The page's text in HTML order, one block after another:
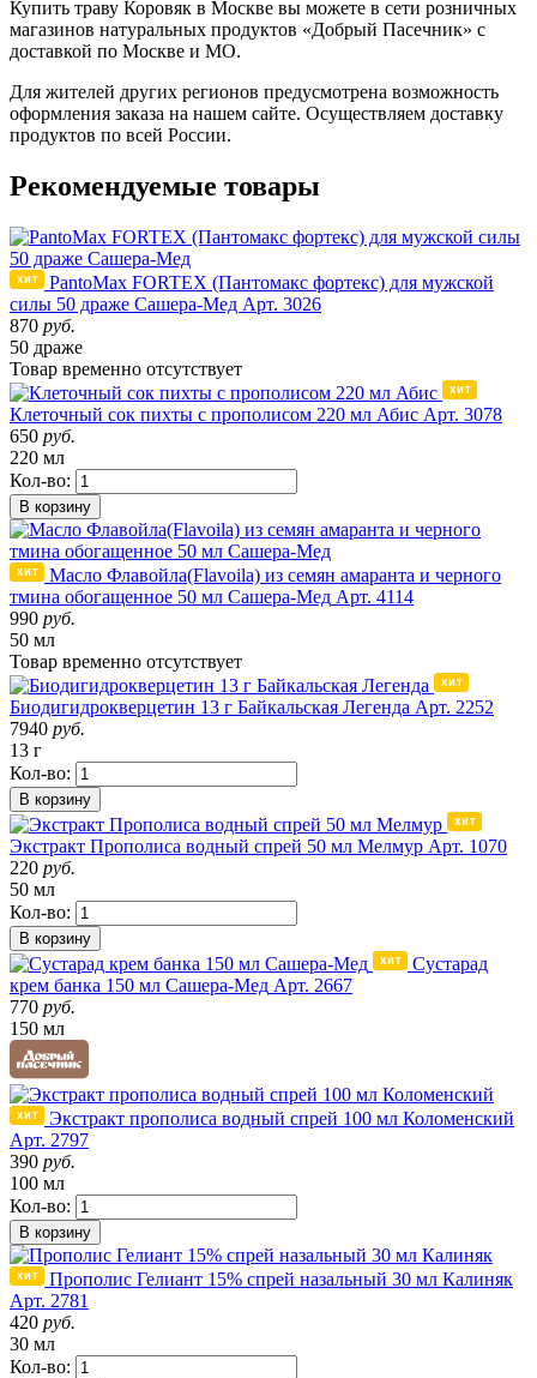
Купить траву Коровяк в Москве вы можете в сети розничных
магазинов натуральных продуктов «Добрый Пасечник» с
доставкой по Москве и МО.
Для жителей других регионов предусмотрена возможность
оформления заказа на нашем сайте. Осуществляем доставку
продуктов по всей России.
Рекомендуемые товары
PantoMax FORTEX (Пантомакс фортекс) для мужской
силы 50 драже Сашера-Мед Арт. 3026
870 руб.
50 драже
Товар временно отсутствует
Клеточный сок пихты с прополисом 220 мл Абис Арт. 3078
650 руб.
220 мл
Кол-во:
В корзину
Масло Флавойла(Flavoila) из семян амаранта и черного
тмина обогащенное 50 мл Сашера-Мед Арт. 4114
990 руб.
50 мл
Товар временно отсутствует
Биодигидрокверцетин 13 г Байкальская Легенда Арт. 2252
7940 руб.
13 г
Кол-во:
В корзину
Экстракт Прополиса водный спрей 50 мл Мелмур Арт. 1070
220 руб.
50 мл
Кол-во:
В корзину
Сустарад
крем банка 150 мл Сашера-Мед Арт. 2667
770 руб.
150 мл
Экстракт прополиса водный спрей 100 мл Коломенский
Арт. 2797
390 руб.
100 мл
Кол-во:
В корзину
Прополис Гелиант 15% спрей назальный 30 мл Калиняк
Арт. 2781
420 руб.
30 мл
Кол-во: